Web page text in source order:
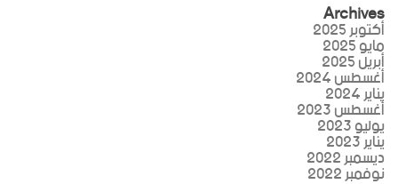
Archives
أكتوبر 2025
مايو 2025
أبريل 2025
أغسطس 2024
يناير 2024
أغسطس 2023
يوليو 2023
يناير 2023
ديسمبر 2022
نوفمبر 2022